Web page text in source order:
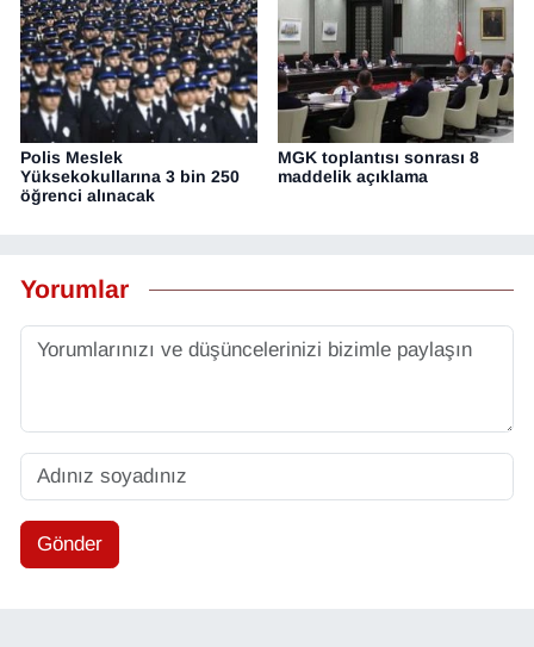
Polis Meslek
Yüksekokullarına 3 bin 250
öğrenci alınacak
MGK toplantısı sonrası 8
maddelik açıklama
Yorumlar
Gönder